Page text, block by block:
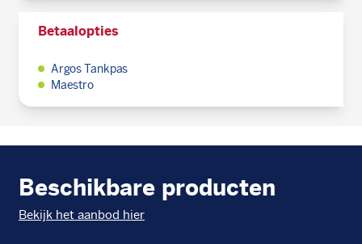
Betaalopties
Argos Tankpas
Maestro
Beschikbare producten
Bekijk het aanbod hier